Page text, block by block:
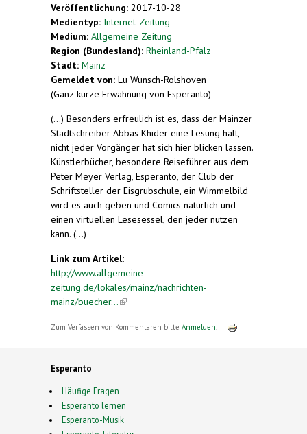
Veröffentlichung: 2017-10-28
Medientyp: Internet-Zeitung
Medium: Allgemeine Zeitung
Region (Bundesland): Rheinland-Pfalz
Stadt: Mainz
Gemeldet von: Lu Wunsch-Rolshoven
(Ganz kurze Erwähnung von Esperanto)
(...) Besonders erfreulich ist es, dass der Mainzer
Stadtschreiber Abbas Khider eine Lesung hält,
nicht jeder Vorgänger hat sich hier blicken lassen.
Künstlerbücher, besondere Reiseführer aus dem
Peter Meyer Verlag, Esperanto, der Club der
Schriftsteller der Eisgrubschule, ein Wimmelbild
wird es auch geben und Comics natürlich und
einen virtuellen Lesesessel, den jeder nutzen
kann. (...)
Link zum Artikel:
http://www.allgemeine-
zeitung.de/lokales/mainz/nachrichten-
mainz/buecher...(link is external)
Zum Verfassen von Kommentaren bitte Anmelden
Esperanto
Häufige Fragen
Esperanto lernen
Esperanto-Musik